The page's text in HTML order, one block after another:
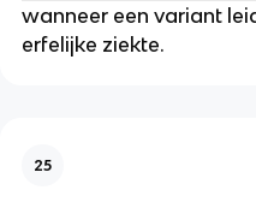
wanneer een variant
erfelijke ziekte.
25